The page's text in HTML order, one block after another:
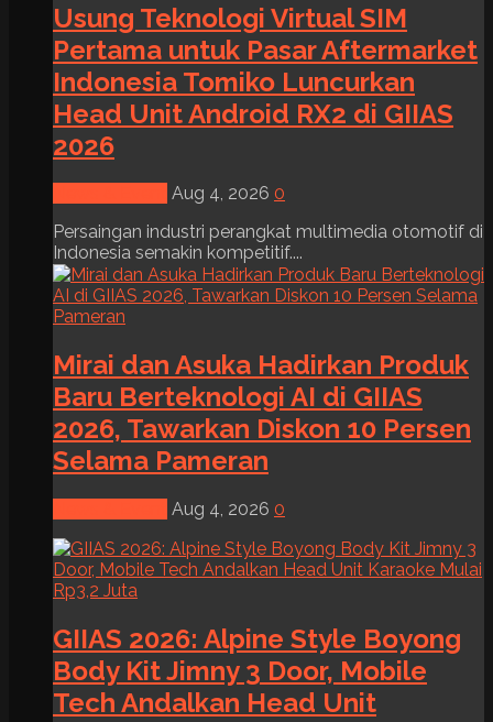
Usung Teknologi Virtual SIM
Pertama untuk Pasar Aftermarket
Indonesia Tomiko Luncurkan
Head Unit Android RX2 di GIIAS
2026
Aug 4, 2026 0
Persaingan industri perangkat multimedia otomotif di
Indonesia semakin kompetitif....
Mirai dan Asuka Hadirkan Produk
Baru Berteknologi AI di GIIAS
2026, Tawarkan Diskon 10 Persen
Selama Pameran
Aug 4, 2026 0
GIIAS 2026: Alpine Style Boyong
Body Kit Jimny 3 Door, Mobile
Tech Andalkan Head Unit